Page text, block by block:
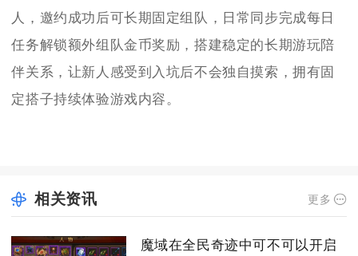
人，邀约成功后可长期固定组队，日常同步完成每日
任务解锁额外组队金币奖励，搭建稳定的长期游玩陪
伴关系，让新人感受到入坑后不会独自摸索，拥有固
定搭子持续体验游戏内容。
相关资讯 更多
魔域在全民奇迹中可不可以开启